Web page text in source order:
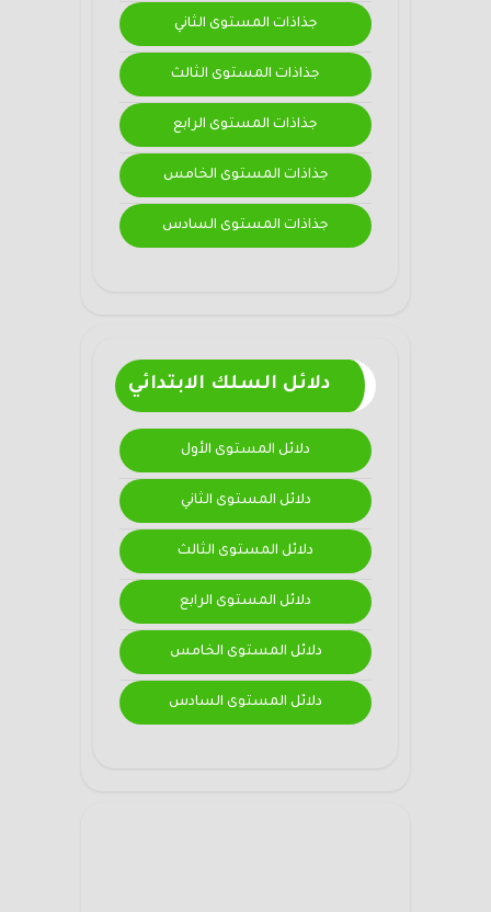
جذاذات المستوى الثاني
جذاذات المستوى الثالث
جذاذات المستوى الرابع
جذاذات المستوى الخامس
جذاذات المستوى السادس
دلائل السلك الابتدائي
دلائل المستوى الأول
دلائل المستوى الثاني
دلائل المستوى الثالث
دلائل المستوى الرابع
دلائل المستوى الخامس
دلائل المستوى السادس